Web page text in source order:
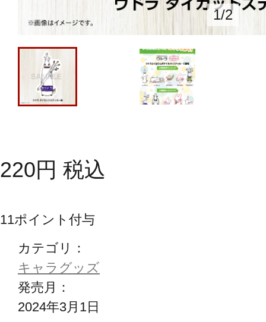
1/2
220円 税込
11ポイント付与
カテゴリ：
キャラグッズ
発売月：
2024年3月1日